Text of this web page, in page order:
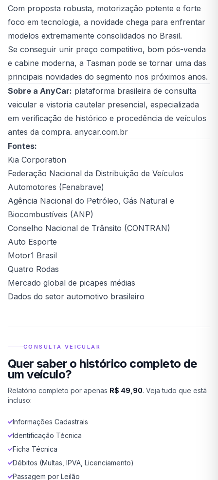
Com proposta robusta, motorização potente e forte
foco em tecnologia, a novidade chega para enfrentar
modelos extremamente consolidados no Brasil.
Se conseguir unir preço competitivo, bom pós-venda
e cabine moderna, a Tasman pode se tornar uma das
principais novidades do segmento nos próximos anos.
Sobre a AnyCar: plataforma brasileira de consulta
veicular e vistoria cautelar presencial, especializada
em verificação de histórico e procedência de veículos
antes da compra. anycar.com.br
Fontes:
Kia Corporation
Federação Nacional da Distribuição de Veículos
Automotores (Fenabrave)
Agência Nacional do Petróleo, Gás Natural e
Biocombustíveis (ANP)
Conselho Nacional de Trânsito (CONTRAN)
Auto Esporte
Motor1 Brasil
Quatro Rodas
Mercado global de picapes médias
Dados do setor automotivo brasileiro
CONSULTA VEICULAR
Quer saber o histórico completo de
um veículo?
Relatório completo por apenas R$ 49,90. Veja tudo que está
incluso:
Informações Cadastrais
Identificação Técnica
Ficha Técnica
Débitos (Multas, IPVA, Licenciamento)
Passagem por Leilão